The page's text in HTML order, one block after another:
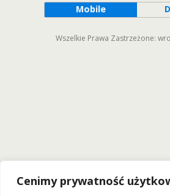
Cenimy prywatność
Mobile
Wszelkie Prawa Zastrzeżone: